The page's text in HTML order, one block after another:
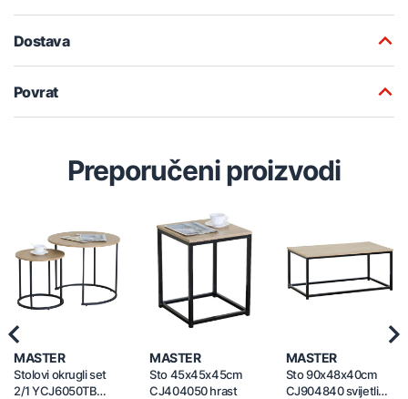
Dostava
Povrat
Preporučeni proizvodi
MASTER
Stolovi okrugli set
2/1 YCJ6050TB
MASTER
Sto 45x45x45cm
CJ404050 hrast
MASTER
Sto 90x48x40cm
CJ904840 svijetli
Previous